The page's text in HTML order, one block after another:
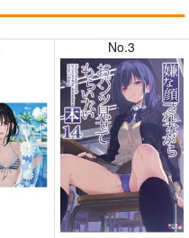
8月4日掲載
8月3日掲載
No.3